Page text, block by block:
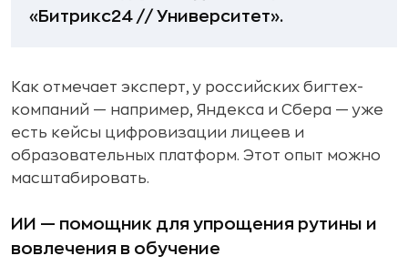
«Битрикс24 // Университет».
Как отмечает эксперт, у российских бигтех-
компаний — например, Яндекса и Сбера — уже
есть кейсы цифровизации лицеев и
образовательных платформ. Этот опыт можно
масштабировать.
ИИ — помощник для упрощения рутины и
вовлечения в обучение